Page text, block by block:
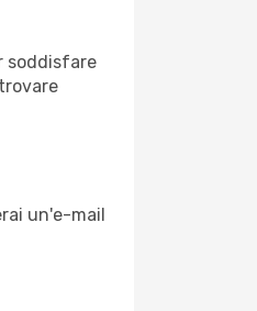
soddisfare
un'e-mail